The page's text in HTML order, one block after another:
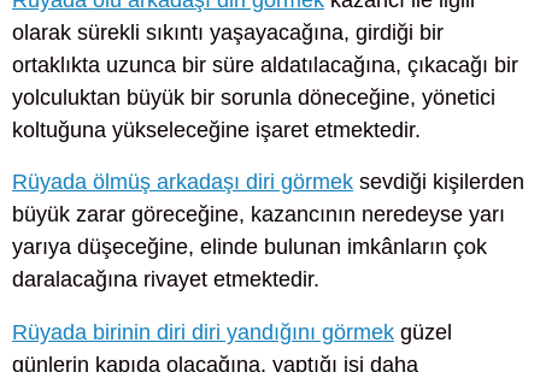
olarak sürekli sıkıntı yaşayacağına, girdiği bir
ortaklıkta uzunca bir süre aldatılacağına, çıkacağı bir
yolculuktan büyük bir sorunla döneceğine, yönetici
koltuğuna yükseleceğine işaret etmektedir.
Rüyada ölmüş arkadaşı diri görmek sevdiği kişilerden
büyük zarar göreceğine, kazancının neredeyse yarı
yarıya düşeceğine, elinde bulunan imkânların çok
daralacağına rivayet etmektedir.
Rüyada birinin diri diri yandığını görmek güzel
günlerin kapıda olacağına, yaptığı işi daha